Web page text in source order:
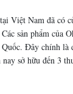
Việt Nam đã có
sản phẩm của
Đây chính là
sở hữu đến 3